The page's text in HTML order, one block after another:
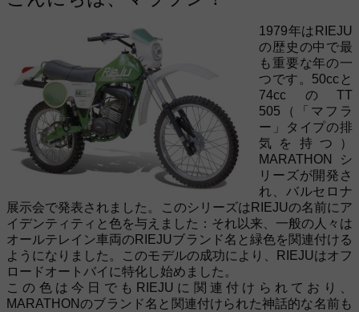
1979年はRIEJU
の歴史の中で最
も重要な年の一
つです。50ccと
74ccのTT
505（「マフラ
ー」タイプの排
気を持つ）
MARATHONシ
リーズが開発さ
れ、バルセロナ
展示会で発表されました。このシリーズはRIEJUの名前にア
イデンティティと色を与えました：それ以来、一般の人々は
オールテレイン車両のRIEJUブランド名と緑色を関連付ける
ようになりました。このモデルの成功により、RIEJUはオフ
ロードオートバイに特化し始めました。
この色は今日でもRIEJUに関連付けられており、
MARATHONのブランド名と関連付けられた神話的な名前も